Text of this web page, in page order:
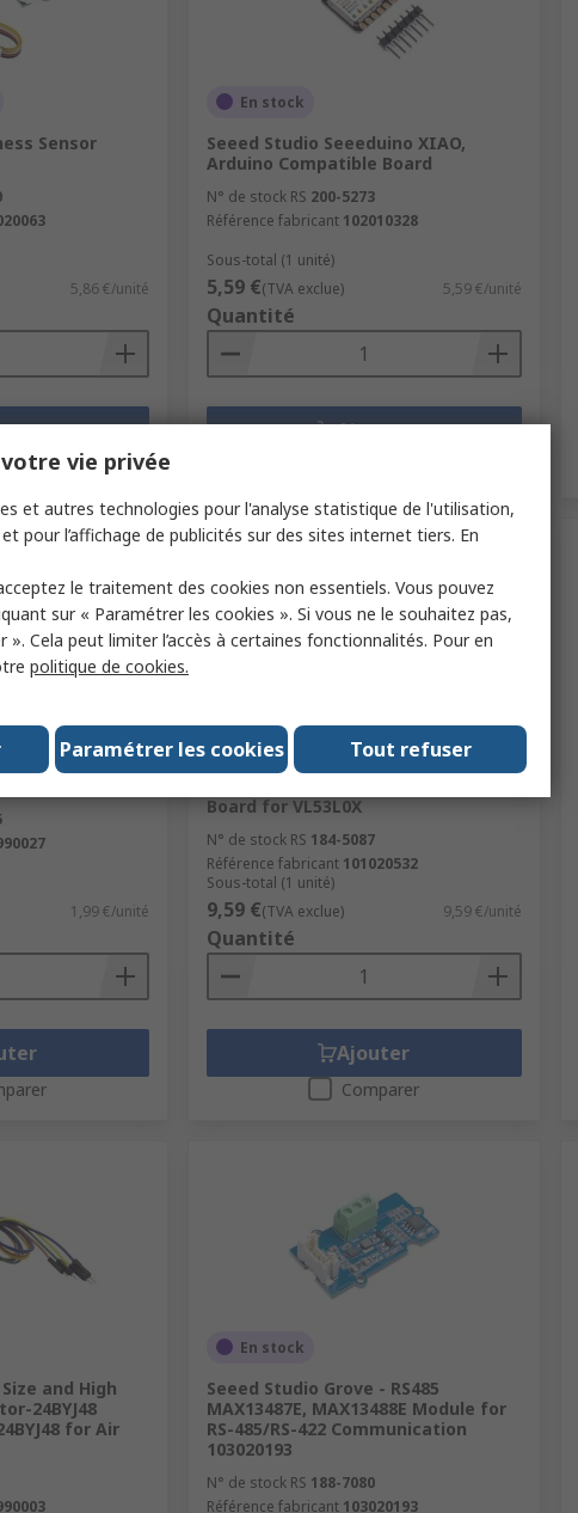
Sensor
5,86 €/unité
En stock
Seeed Studio Seeeduino XIAO,
Arduino Compatible Board
N° de stock RS 200-5273
Référence fabricant 102010328
Sous-total (1 unité)
5,59 €(TVA exclue) 5,59 €/unité
Quantité
Ajouter
4-Pin
1,99 €/unité
En stock
Seeed Studio Grove - Time of Flight
Board for VL53L0X
N° de stock RS 184-5087
Référence fabricant 101020532
Sous-total (1 unité)
9,59 €(TVA exclue) 9,59 €/unité
Quantité
Ajouter
Comparer
and High
24BYJ48
for Air
En stock
Seeed Studio Grove - RS485
MAX13487E, MAX13488E Module for
RS-485/RS-422 Communication
103020193
N° de stock RS 188-7080
Référence fabricant 103020193
vie privée
et autres technologies pour l'analyse statistique de l'utilisation,
pour l’affichage de publicités sur des sites internet tiers. En
le traitement des cookies non essentiels. Vous pouvez
sur « Paramétrer les cookies ». Si vous ne le souhaitez pas,
». Cela peut limiter l’accès à certaines fonctionnalités. Pour en
politique de cookies.
Paramétrer les cookies Tout refuser